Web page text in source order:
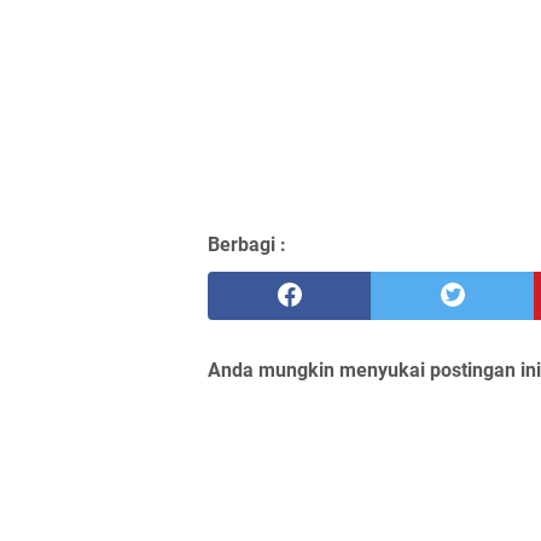
Berbagi :
Anda mungkin menyukai postingan